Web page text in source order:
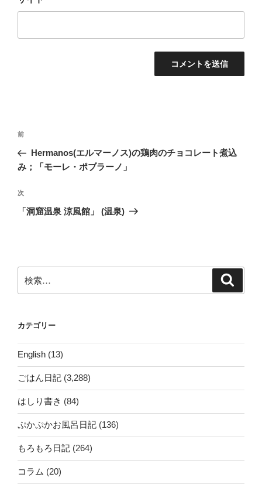
投
ナ
ゲ
ー
前
の
投
前
Hermanos(エルマーノス)の鶏肉のチョコレート煮込
み；「モーレ・ポブラーノ」
次
の
次
「洞窟温泉 涼風館」 (温泉)
索:
カテゴリー
English (13)
ごはん日記 (3,288)
はしり書き (84)
ぷかぷかお風呂日記 (136)
もろもろ日記 (264)
コラム (20)